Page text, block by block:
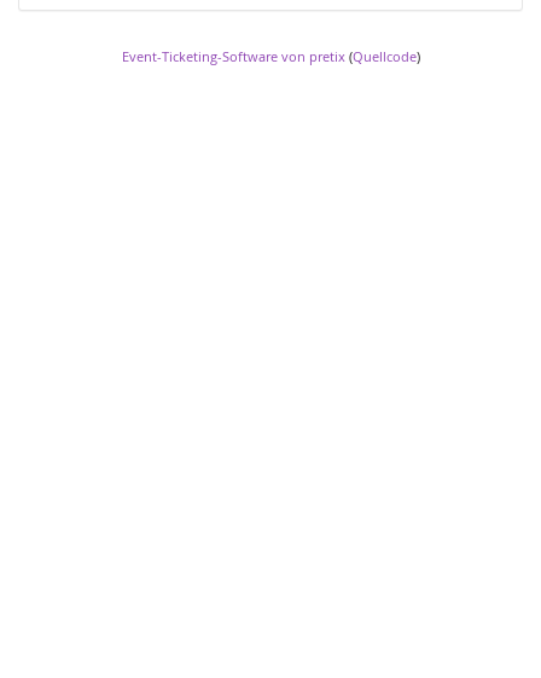
Event-Ticketing-Software von pretix(Quellcode)